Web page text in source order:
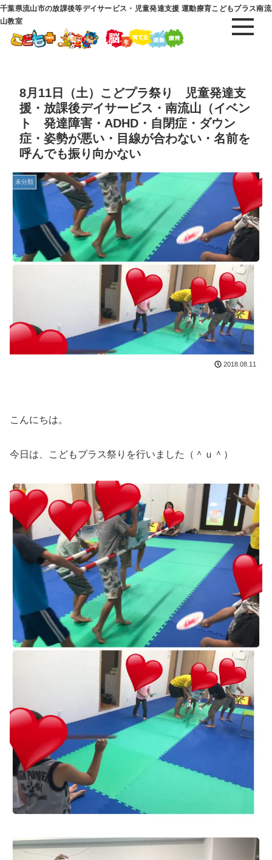
千葉県流山市の放課後等デイサービス・児童発達支援 運動療育こどもプラス南流
山教室
8月11日（土）こどプラ祭り 児童発達支
援・放課後デイサービス・南流山（イベン
ト 発達障害・ADHD・自閉症・ダウン
症・姿勢が悪い・目線が合わない・名前を
呼んでも振り向かない
未分類
2018.08.11
こんにちは。
今日は、こどもプラス祭りを行いました（＾ｕ＾）